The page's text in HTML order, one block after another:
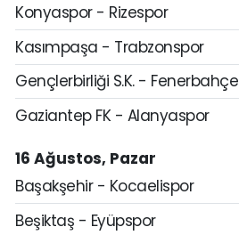
Konyaspor - Rizespor
Kasımpaşa - Trabzonspor
Gençlerbirliği S.K. - Fenerbahçe
Gaziantep FK - Alanyaspor
16 Ağustos, Pazar
Başakşehir - Kocaelispor
Beşiktaş - Eyüpspor